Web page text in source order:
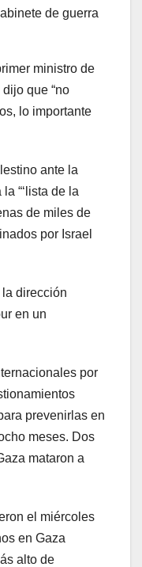
de guerra
ministro de
que “no
lo importante
ante la
“‘lista de la
de miles de
por Israel
la dirección
en un
por
prevenirlas en
meses. Dos
mataron a
el miércoles
en Gaza
alto de